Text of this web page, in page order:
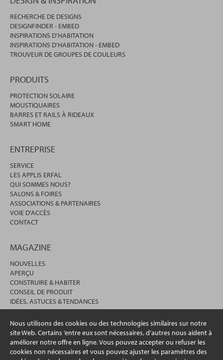
Nous utilisons des cookies ou des technologies similaires sur notre
site Web. Certains ’entre eux sont nécessaires, d’autres nous aident à
améliorer notre offre en ligne. Vous pouvez accepter ou refuser les
cookies non nécessaires et vous pouvez ajuster les paramètres des
RECHERCHE DE DESIGNS
DESIGNFINDER - EMBED
INSPIRATIONS D'HABITATION
INSPIRATIONS D'HABITATION - EMBED
TROUVEUR DE GROUPES DE COULEURS
PRODUITS
PROTECTION SOLAIRE
MOUSTIQUAIRES
BARRES ET RAILS À RIDEAUX
SMART HOME
ENTREPRISE
SERVICE
LES APPLIS ERFAL
QUI SOMMES NOUS?
SALONS & FOIRES
ASSOCIATIONS & PARTENAIRES
VOIE D'ACCÈS
CONTACT
MAGAZINE
NOUVELLES
APERÇU
CONSTRUIRE & HABITER
CONSEIL DE PRODUIT
IDÉES, ASTUCES & TENDANCES